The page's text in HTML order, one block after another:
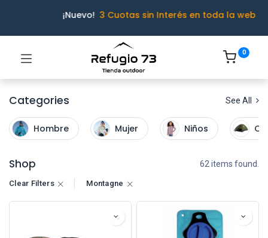
¡Nuevo! 3 Cuotas sin Interés en toda la web
0
Categories See All
Hombre Mujer Niños
Shop 62 items found.
Clear Filters Montagne
Ivo · Refugio 73